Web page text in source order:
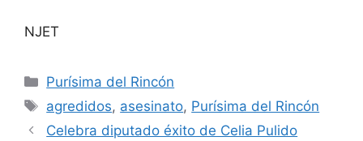
NJET
Categorías
Purísima del Rincón
Etiquetas
agredidos, asesinato, Purísima del Rincón
Celebra diputado éxito de Celia Pulido